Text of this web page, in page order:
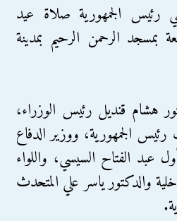
رئيس الجمهورية صلاة عيد
بمسجد الرحمن الرحيم بمدينة
هشام قنديل رئيس الوزراء،
الجمهورية، ووزير الدفاع
عبد الفتاح السيسي، واللواء
والدكتور ياسر علي المتحدث